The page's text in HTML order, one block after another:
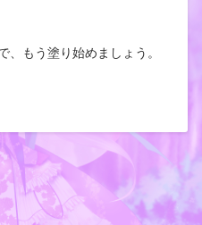
もう塗り始めましょう。